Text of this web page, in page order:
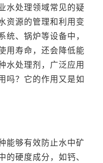
水处理领域常见的疑
资源的管理和利用变
、锅炉等设备中，
用寿命，还会降低能
水处理剂，广泛应用
吗？它的作用又是如
能够有效防止水中矿
硬度成分，如钙、